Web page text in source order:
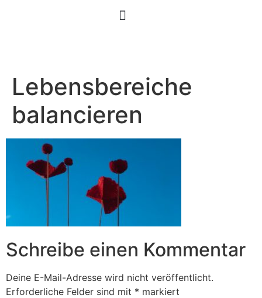
Lebensbereiche
balancieren
Schreibe einen Kommentar
Deine E-Mail-Adresse wird nicht veröffentlicht.
Erforderliche Felder sind mit * markiert